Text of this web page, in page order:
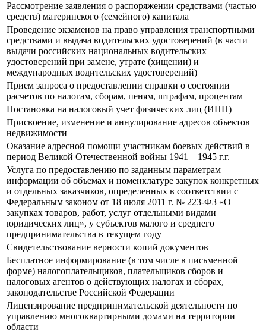
Рассмотрение заявления о распоряжении средствами (частью
средств) материнского (семейного) капитала
Проведение экзаменов на право управления транспортными
средствами и выдача водительских удостоверений (в части
выдачи российских национальных водительских
удостоверений при замене, утрате (хищении) и
международных водительских удостоверений)
Прием запроса о предоставлении справки о состоянии
расчетов по налогам, сборам, пеням, штрафам, процентам
Постановка на налоговый учет физических лиц (ИНН)
Присвоение, изменение и аннулирование адресов объектов
недвижимости
Оказание адресной помощи участникам боевых действий в
период Великой Отечественной войны 1941 – 1945 г.г.
Услуга по предоставлению по заданным параметрам
информации об объемах и номенклатуре закупок конкретных
и отдельных заказчиков, определенных в соответствии с
Федеральным законом от 18 июля 2011 г. № 223-ФЗ «О
закупках товаров, работ, услуг отдельными видами
юридических лиц», у субъектов малого и среднего
предпринимательства в текущем году
Свидетельствование верности копий документов
Бесплатное информирование (в том числе в письменной
форме) налогоплательщиков, плательщиков сборов и
налоговых агентов о действующих налогах и сборах,
законодательстве Российской Федерации
Лицензирование предпринимательской деятельности по
управлению многоквартирными домами на территории
области